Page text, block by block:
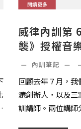
閱讀更多
威律內訓第
襲》授權音
會後筆記（
— 內訓筆記 —
回顧去年７月，
濂創辦人，以及
訓講師。兩位講